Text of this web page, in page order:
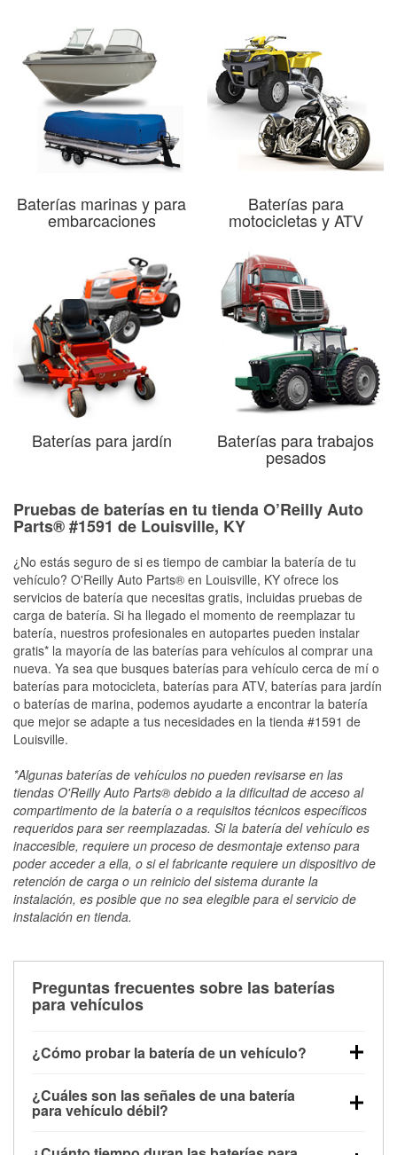
Baterías marinas y para
embarcaciones
Baterías para
motocicletas y ATV
Baterías para jardín Baterías para trabajos
pesados
Pruebas de baterías en tu tienda O’Reilly Auto
Parts® #1591 de Louisville, KY
¿No estás seguro de si es tiempo de cambiar la batería de tu
vehículo? O'Reilly Auto Parts® en Louisville, KY ofrece los
servicios de batería que necesitas gratis, incluidas pruebas de
carga de batería. Si ha llegado el momento de reemplazar tu
batería, nuestros profesionales en autopartes pueden instalar
gratis* la mayoría de las baterías para vehículos al comprar una
nueva. Ya sea que busques baterías para vehículo cerca de mí o
baterías para motocicleta, baterías para ATV, baterías para jardín
o baterías de marina, podemos ayudarte a encontrar la batería
que mejor se adapte a tus necesidades en la tienda #1591 de
Louisville.
*Algunas baterías de vehículos no pueden revisarse en las
tiendas O'Reilly Auto Parts® debido a la dificultad de acceso al
compartimento de la batería o a requisitos técnicos específicos
requeridos para ser reemplazadas. Si la batería del vehículo es
inaccesible, requiere un proceso de desmontaje extenso para
poder acceder a ella, o si el fabricante requiere un dispositivo de
retención de carga o un reinicio del sistema durante la
instalación, es posible que no sea elegible para el servicio de
instalación en tienda.
Preguntas frecuentes sobre las baterías
para vehículos
¿Cómo probar la batería de un vehículo?
maneras. El método más rápido es utilizar un
multímetro: con el vehículo apagado, conecta los
¿Cuáles son las señales de una batería
para vehículo débil?